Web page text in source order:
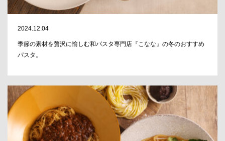
2024.12.04
季節の素材を贅沢に愉しむ和パスタ専門店『こなな』の冬のおすすめ
パスタ。